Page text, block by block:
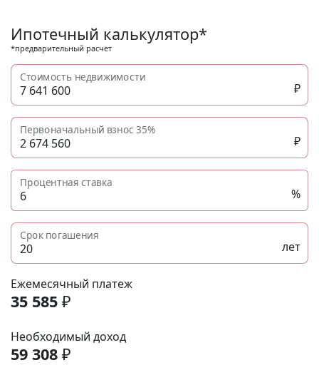
Ипотечный калькулятор*
*предварительный расчет
Стоимость недвижимости
₽
Первоначальный взнос35%
₽
Процентная ставка
%
Срок погашения
лет
Ежемесячный платеж
35 585 ₽
Необходимый доход
59 308 ₽